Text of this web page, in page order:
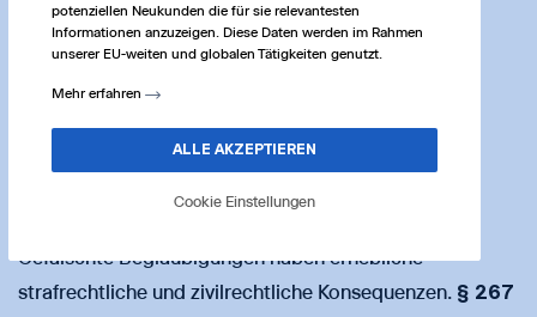
Dokumenten für das Ausland 2024.
Rechtliche Folgen und Praxisbeispiele
Welche rechtlichen Folgen haben gefälschte
Beglaubigungen?
Gefälschte Beglaubigungen haben erhebliche
strafrechtliche und zivilrechtliche Konsequenzen. § 267
potenziellen Neukunden die für sie relevantesten
Informationen anzuzeigen. Diese Daten werden im Rahmen
unserer EU-weiten und globalen Tätigkeiten genutzt.
Mehr erfahren
ALLE AKZEPTIEREN
Cookie Einstellungen